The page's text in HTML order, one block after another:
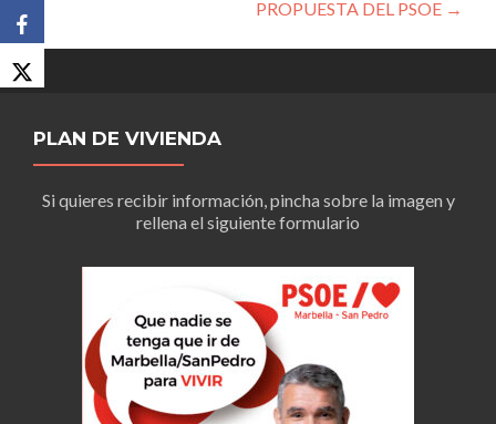
PROPUESTA DEL PSOE →
PLAN DE VIVIENDA
Si quieres recibir información, pincha sobre la imagen y
rellena el siguiente formulario